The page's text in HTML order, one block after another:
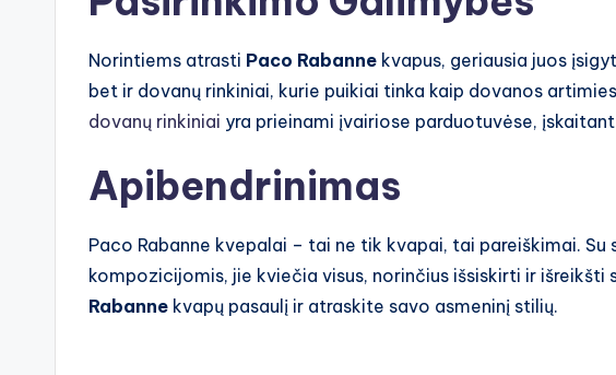
Norintiems atrasti Paco Rabanne kvapus, geriausia juos
bet ir dovanų rinkiniai, kurie puikiai tinka kaip dovanos
dovanų rinkiniai yra prieinami įvairiose parduotuvėse, įskaitant
Apibendrinimas
Paco Rabanne kvepalai – tai ne tik kvapai, tai pareiškimai.
kompozicijomis, jie kviečia visus, norinčius išsiskirti ir išreikšti
Rabanne kvapų pasaulį ir atraskite savo asmeninį stilių.